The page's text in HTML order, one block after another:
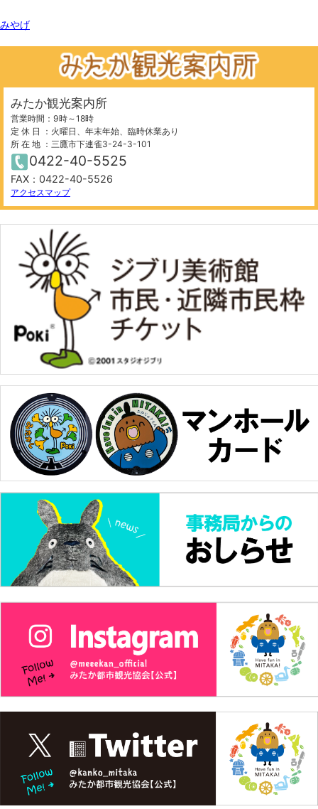
みやげ
みたか観光案内所
営業時間：9時～18時
定 休 日 ：火曜日、年末年始、臨時休業あり
所 在 地 ：三鷹市下連雀3-24-3-101
0422-40-5525
FAX：0422-40-5526
アクセスマップ